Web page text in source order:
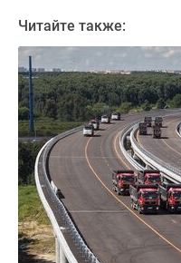
коттеджи
Коттеджные
поселки
Новой
Москве
Готовые
коттеджные
поселки
Строящиеся
коттеджные
Читайте также: